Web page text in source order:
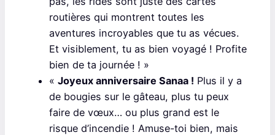
routières qui montrent toutes les
aventures incroyables que tu as vécues.
Et visiblement, tu as bien voyagé ! Profite
bien de ta journée ! »
« Joyeux anniversaire Sanaa ! Plus il y a
de bougies sur le gâteau, plus tu peux
faire de vœux… ou plus grand est le
risque d’incendie ! Amuse-toi bien, mais